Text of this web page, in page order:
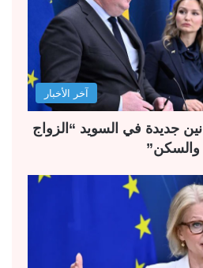
آخر الأخبار
من يوليو.. 9 قوانين جديدة في السويد “الزواج
والسكن”